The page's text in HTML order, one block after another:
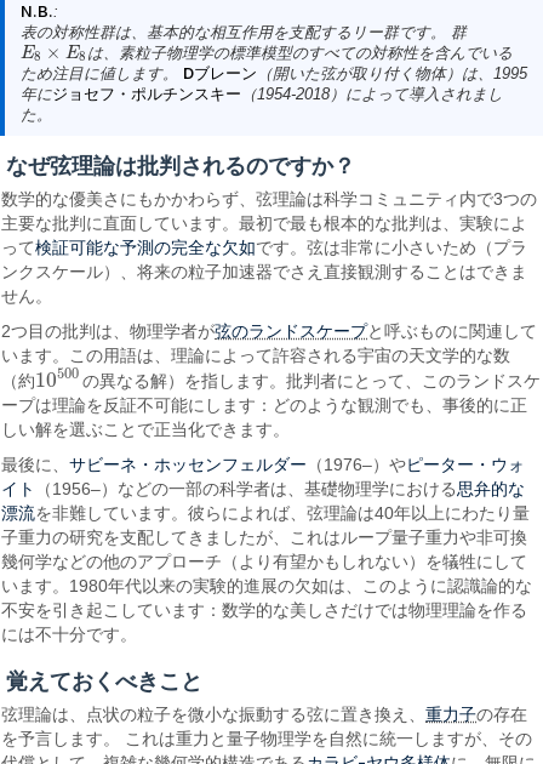
N.B.:
表の対称性群は、基本的な相互作用を支配するリー群です。 群
E8 × E8
E8×E 8
は、素粒子物理学の標準模型のすべての対称性を含んでいる
ため注目に値します。 Dブレーン （開いた弦が取り付く物体）は、1995
年にジョセフ・ポルチンスキー （1954-2018）によって導入されまし
た。
なぜ弦理論は批判されるのですか？
数学的な優美さにもかかわらず、弦理論は科学コミュニティ内で3つの
主要な批判に直面しています。最初で最も根本的な批判は、実験によ
って検証可能な予測の完全な欠如です。弦は非常に小さいため（プラ
ンクスケール）、将来の粒子加速器でさえ直接観測することはできま
せん。
2つ目の批判は、物理学者が弦のランドスケープと呼ぶものに関連して
います。この用語は、理論によって許容される宇宙の天文学的な数
（約10500
10500の異なる解）を指します。批判者にとって、このランドスケ
ープは理論を反証不可能にします：どのような観測でも、事後的に正
しい解を選ぶことで正当化できます。
最後に、サビーネ・ホッセンフェルダー （1976–）やピーター・ウォ
イト
（1956–）などの一部の科学者は、基礎物理学における思弁的な
漂流を非難しています。彼らによれば、弦理論は40年以上にわたり量
子重力の研究を支配してきましたが、これはループ量子重力や非可換
幾何学などの他のアプローチ（より有望かもしれない）を犠牲にして
います。1980年代以来の実験的進展の欠如は、このように認識論的な
不安を引き起こしています：数学的な美しさだけでは物理理論を作る
には不十分です。
覚えておくべきこと
弦理論は、点状の粒子を微小な振動する弦に置き換え、重力子の存在
を予言します。 これは重力と量子物理学を自然に統一しますが、その